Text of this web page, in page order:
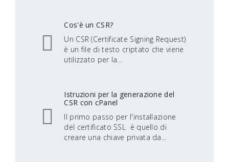
Cos'è un CSR?
Un CSR (Certificate Signing Request)
è un file di testo criptato che viene
utilizzato per la...
Istruzioni per la generazione del
CSR con cPanel
Il primo passo per l'installazione
del certificato SSL è quello di
creare una chiave privata da...